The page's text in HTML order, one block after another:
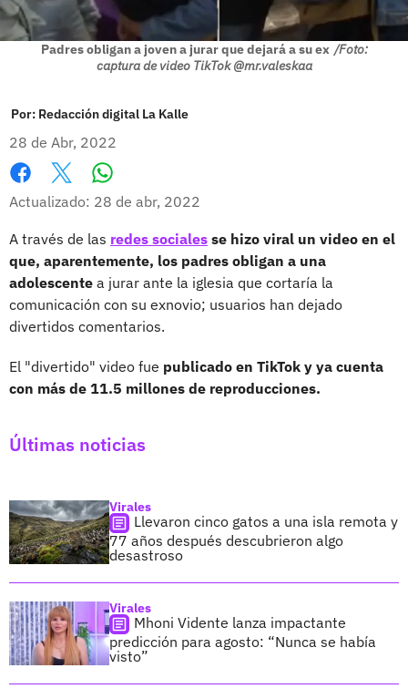
Padres obligan a joven a jurar que dejará a su ex /Foto:
captura de video TikTok @mr.valeskaa
Por: Redacción digital La Kalle
28 de Abr, 2022
Facebook
X
Actualizado: 28 de abr, 2022
A través de las redes sociales se hizo viral un video en el
que, aparentemente, los padres obligan a una
adolescente a jurar ante la iglesia que cortaría la
comunicación con su exnovio; usuarios han dejado
divertidos comentarios.
El "divertido" video fue publicado en TikTok y ya cuenta
con más de 11.5 millones de reproducciones.
Últimas noticias
Virales
Llevaron cinco gatos a una isla remota y
77 años después descubrieron algo
desastroso
Virales
Mhoni Vidente lanza impactante
predicción para agosto: “Nunca se había
visto”